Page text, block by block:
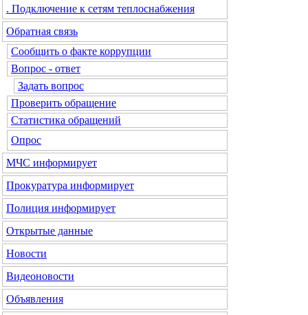
. Подключение к сетям теплоснабжения
Обратная связь
Сообщить о факте коррупции
Вопрос - ответ
Задать вопрос
Проверить обращение
Статистика обращений
Опрос
МЧС информирует
Прокуратура информирует
Полиция информирует
Открытые данные
Новости
Видеоновости
Объявления